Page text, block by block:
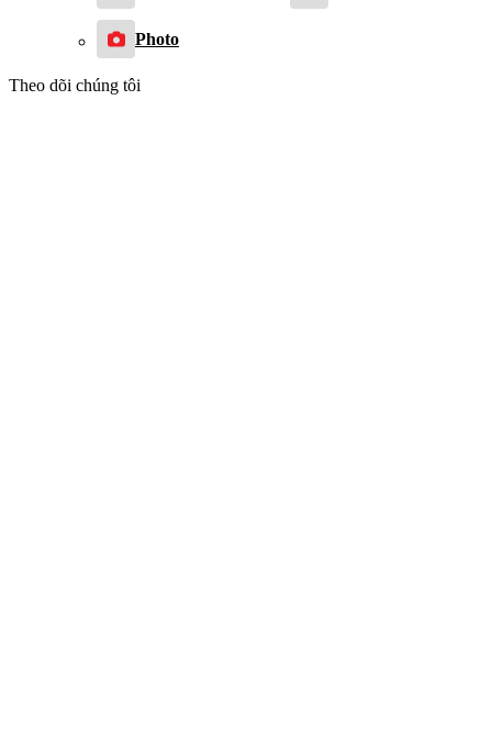
Photo
Theo dõi chúng tôi